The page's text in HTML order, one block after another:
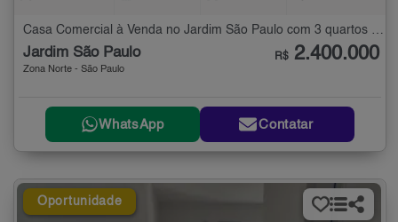
Casa Comercial à Venda no Jardim São Paulo com 3 quartos - 209 m²
Jardim São Paulo
Zona Norte - São Paulo
R$ 2.400.000
WhatsApp Contatar
Oportunidade